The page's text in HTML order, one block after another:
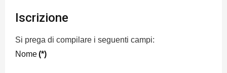
Iscrizione
Si prega di compilare i seguenti campi:
Nome(*)